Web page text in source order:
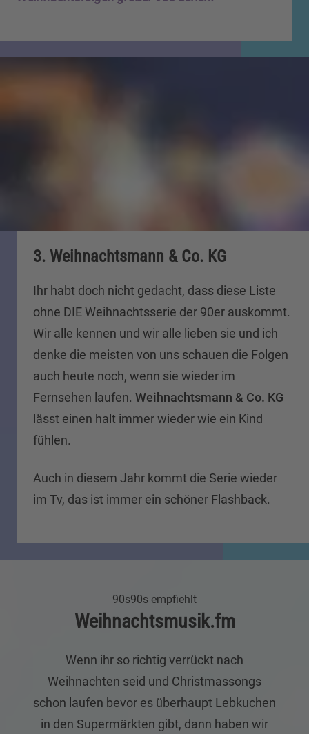
3. Weihnachtsmann & Co. KG
Ihr habt doch nicht gedacht, dass diese Liste
ohne DIE Weihnachtsserie der 90er auskommt.
Wir alle kennen und wir alle lieben sie und ich
denke die meisten von uns schauen die Folgen
auch heute noch, wenn sie wieder im
Fernsehen laufen. Weihnachtsmann & Co. KG
lässt einen halt immer wieder wie ein Kind
fühlen.
Auch in diesem Jahr kommt die Serie wieder
im Tv, das ist immer ein schöner Flashback.
90s90s empfiehlt
Weihnachtsmusik.fm
Wenn ihr so richtig verrückt nach
Weihnachten seid und Christmassongs
schon laufen bevor es überhaupt Lebkuchen
in den Supermärkten gibt, dann haben wir